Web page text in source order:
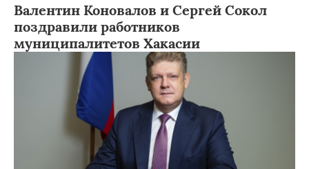
Валентин Коновалов и Сергей Сокол
поздравили работников
муниципалитетов Хакасии